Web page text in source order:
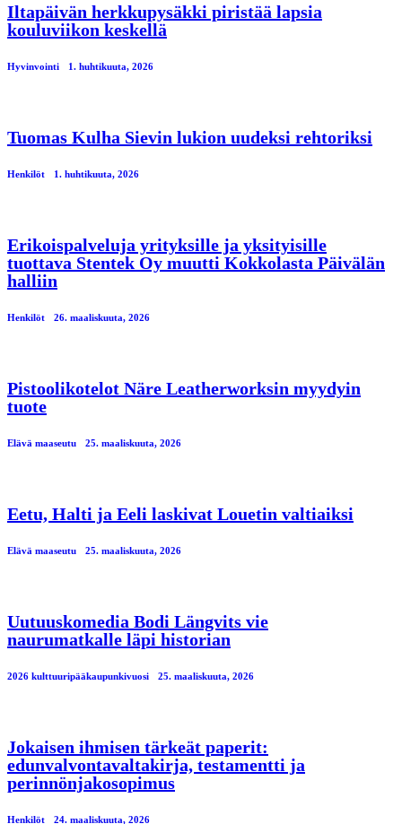
Iltapäivän herkkupysäkki piristää lapsia
kouluviikon keskellä
Hyvinvointi 1. huhtikuuta, 2026
Tuomas Kulha Sievin lukion uudeksi rehtoriksi
Henkilöt 1. huhtikuuta, 2026
Erikoispalveluja yrityksille ja yksityisille
tuottava Stentek Oy muutti Kokkolasta Päivälän
halliin
Henkilöt 26. maaliskuuta, 2026
Pistoolikotelot Näre Leatherworksin myydyin
tuote
Elävä maaseutu 25. maaliskuuta, 2026
Eetu, Halti ja Eeli laskivat Louetin valtiaiksi
Elävä maaseutu 25. maaliskuuta, 2026
Uutuuskomedia Bodi Längvits vie
naurumatkalle läpi historian
2026 kulttuuripääkaupunkivuosi 25. maaliskuuta, 2026
Jokaisen ihmisen tärkeät paperit:
edunvalvontavaltakirja, testamentti ja
perinnönjakosopimus
Henkilöt 24. maaliskuuta, 2026